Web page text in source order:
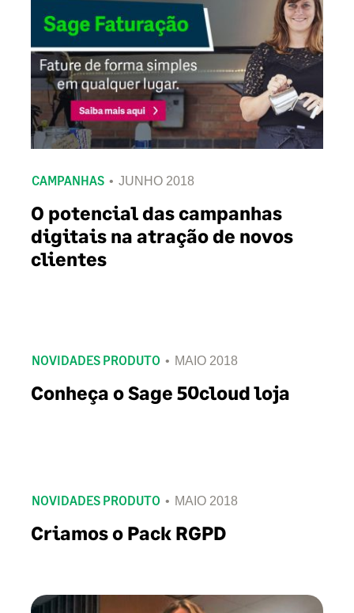
CAMPANHAS JUNHO 2018
O potencial das campanhas
digitais na atração de novos
clientes
NOVIDADES PRODUTO MAIO 2018
Conheça o Sage 50cloud loja
NOVIDADES PRODUTO MAIO 2018
Criamos o Pack RGPD